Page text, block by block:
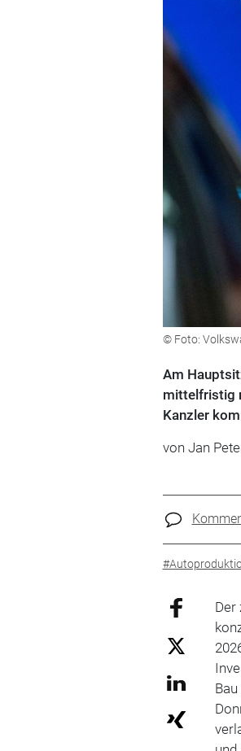
© Foto:
Am
mittelfristig
Kanzler
von Jan
Der